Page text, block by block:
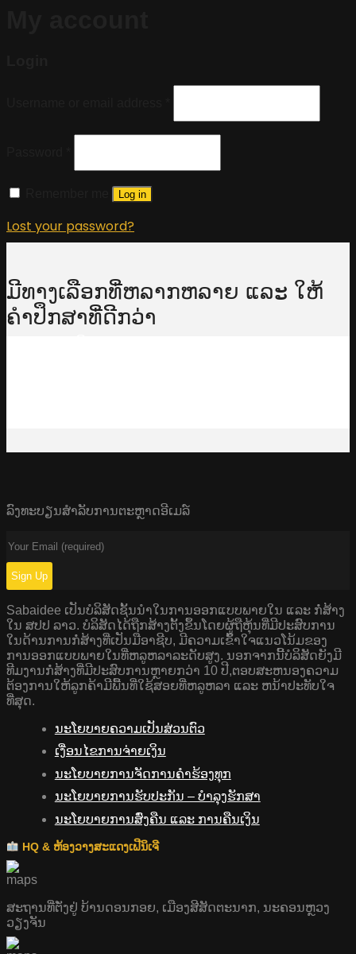
Log in
Lost your password?
ມີທາງເລືອກທີ່ຫລາກຫລາຍ ແລະ ໃຫ້
ຄໍາປຶກສາທີ່ດີກວ່າ
ລົງທະບຽນສໍາລັບການຕະຫຼາດອີເມລ໌
Sabaidee ເປັນບໍລິສັດຊັ້ນນໍາໃນການອອກແບບພາຍໃນ ແລະ ກໍ່ສ້າງ
ໃນ ສປປ ລາວ. ບໍລິສັດໄດ້ຖືກສ້າງຕັ້ງຂຶ້ນໂດຍຜູ້ຖືຫຸ້ນທີ່ມີປະສົບການ
ໃນດ້ານການກໍ່ສ້າງທີ່ເປັນມືອາຊີບ, ມີຄວາມເຂົ້າໃຈແນວໂນ້ມຂອງ
ການອອກແບບພາຍໃນທີ່ຫລູຫລາລະດັບສູງ. ນອກຈາກນີ້ບໍລິສັດຍັງມີ
ທີມງານກໍ່ສ້າງທີ່ມີປະສົບການຫຼາຍກວ່າ 10 ປີ,ຕອບສະຫນອງຄວາມ
ຕ້ອງການໃຫ້ລູກຄ້າມີພື້ນທີ່ໃຊ້ສອຍທີ່ຫລູຫລາ ແລະ ຫນ້າປະທັບໃຈ
ທີ່ສຸດ.
ນະໂຍບາຍຄວາມເປັນສ່ວນຕົວ
ເງື່ອນໄຂການຈ່າຍເງິນ
ນະໂຍບາຍການຈັດການຄໍາຮ້ອງທຸກ
ນະໂຍບາຍການຮັບປະກັນ – ບໍາລຸງຮັກສາ
ນະໂຍບາຍການສົ່ງຄືນ ແລະ ການຄືນເງິນ
HQ & ຫ້ອງວາງສະແດງເຟີນິເຈີ
ສະຖານທີ່ຕັ່ງຢູ່ ບ້ານດອນກອຍ, ເມືອງສີສັດຕະນາກ, ນະຄອນຫຼວງ
ວຽງຈັນ